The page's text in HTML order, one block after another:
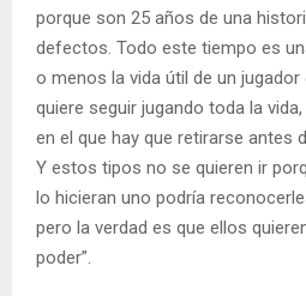
porque son 25 años de una
defectos. Todo este tiempo es
o menos la vida útil de un jugador
quiere seguir jugando toda la
en el que hay que retirarse antes
Y estos tipos no se quieren ir
lo hicieran uno podría
pero la verdad es que ellos
poder”.